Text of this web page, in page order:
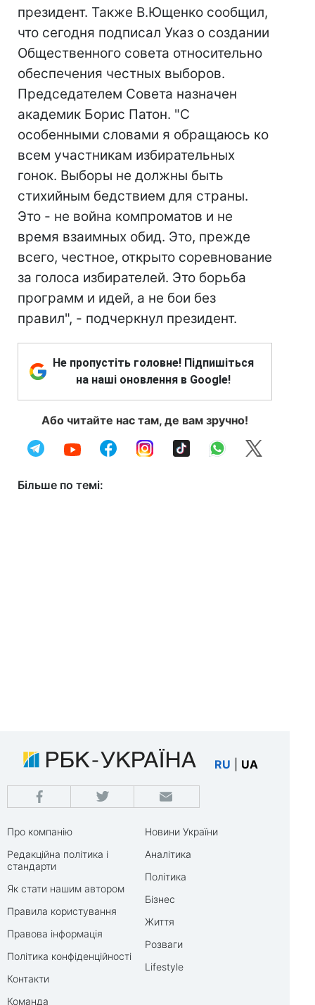
президент. Также В.Ющенко сообщил,
что сегодня подписал Указ о создании
Общественного совета относительно
обеспечения честных выборов.
Председателем Совета назначен
академик Борис Патон. "С
особенными словами я обращаюсь ко
всем участникам избирательных
гонок. Выборы не должны быть
стихийным бедствием для страны.
Это - не война компроматов и не
время взаимных обид. Это, прежде
всего, честное, открыто соревнование
за голоса избирателей. Это борьба
программ и идей, а не бои без
правил", - подчеркнул президент.
Не пропустіть головне! Підпишіться
на наші оновлення в Google!
Або читайте нас там, де вам зручно!
Більше по темі:
RU UA
Про компанію
Редакційна політика і
стандарти
Як стати нашим автором
Правила користування
Правова інформація
Політика конфіденційності
Контакти
Команда
Новини України
Аналітика
Політика
Бізнес
Життя
Розваги
Lifestyle